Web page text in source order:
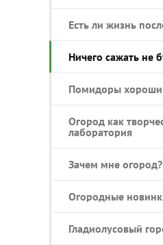
Есть ли жизнь
Ничего сажать не
Помидоры
Огород как
лаборатория
Зачем мне огород?
Огородные
Гладиолусовый